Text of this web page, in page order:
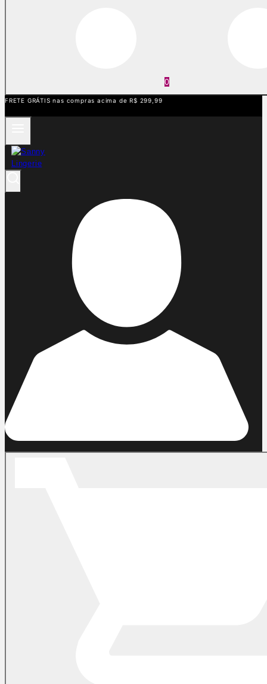
0
FRETE GRÁTIS nas compras acima de R$ 299,99